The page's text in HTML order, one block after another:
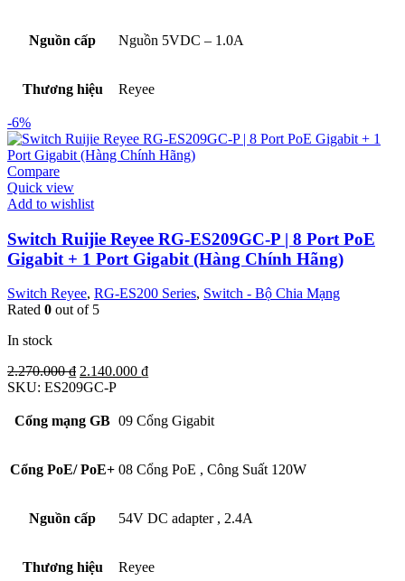
Nguồn cấp Nguồn 5VDC – 1.0A
Thương hiệu Reyee
-6%
Compare
Quick view
Add to wishlist
Switch Ruijie Reyee RG-ES209GC-P | 8 Port PoE
Gigabit + 1 Port Gigabit (Hàng Chính Hãng)
Switch Reyee, RG-ES200 Series, Switch - Bộ Chia Mạng
Rated 0 out of 5
In stock
2.270.000₫ Original
price
2.270.000 ₫.
2.140.000 ₫Current
2.140.000 ₫.
SKU: ES209GC-P
Cổng mạng GB 09 Cổng Gigabit
Cổng PoE/ PoE+ 08 Cổng PoE , Công Suất 120W
Nguồn cấp 54V DC adapter , 2.4A
Thương hiệu Reyee